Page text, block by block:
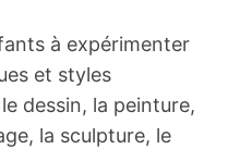
à expérimenter
et styles
dessin, la peinture,
la sculpture, le